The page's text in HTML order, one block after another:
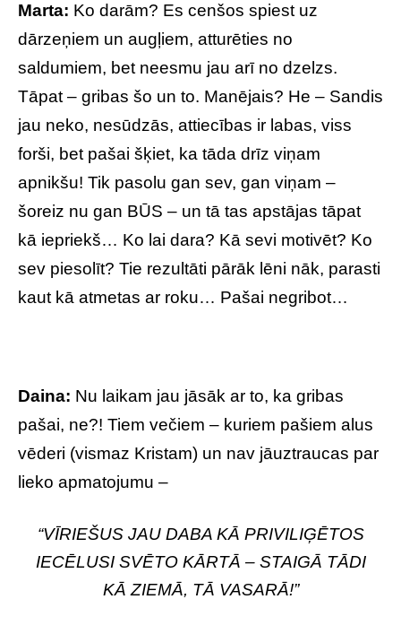
Marta: Ko darām? Es cenšos spiest uz
dārzeņiem un augļiem, atturēties no
saldumiem, bet neesmu jau arī no dzelzs.
Tāpat – gribas šo un to. Manējais? He – Sandis
jau neko, nesūdzās, attiecības ir labas, viss
forši, bet pašai šķiet, ka tāda drīz viņam
apnikšu! Tik pasolu gan sev, gan viņam –
šoreiz nu gan BŪS – un tā tas apstājas tāpat
kā iepriekš… Ko lai dara? Kā sevi motivēt? Ko
sev piesolīt? Tie rezultāti pārāk lēni nāk, parasti
kaut kā atmetas ar roku… Pašai negribot…
Daina: Nu laikam jau jāsāk ar to, ka gribas
pašai, ne?! Tiem večiem – kuriem pašiem alus
vēderi (vismaz Kristam) un nav jāuztraucas par
lieko apmatojumu –
“VĪRIEŠUS JAU DABA KĀ PRIVILIĢĒTOS
IECĒLUSI SVĒTO KĀRTĀ – STAIGĀ TĀDI
KĀ ZIEMĀ, TĀ VASARĀ!”